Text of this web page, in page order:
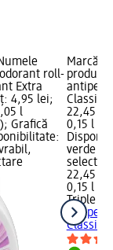
roll-
Extra
4,95 lei;
l
Grafică
Marcă:
Classic,
22,45
0,15 l
verde
22,45 lei
0,15 l
Triple
Classic,